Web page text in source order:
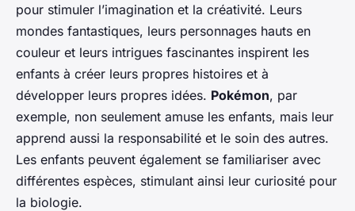
pour stimuler l’imagination et la créativité. Leurs
mondes fantastiques, leurs personnages hauts en
couleur et leurs intrigues fascinantes inspirent les
enfants à créer leurs propres histoires et à
développer leurs propres idées. Pokémon, par
exemple, non seulement amuse les enfants, mais leur
apprend aussi la responsabilité et le soin des autres.
Les enfants peuvent également se familiariser avec
différentes espèces, stimulant ainsi leur curiosité pour
la biologie.